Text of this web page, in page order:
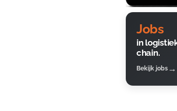
Jobs
in
chain.
Bekijk jobs